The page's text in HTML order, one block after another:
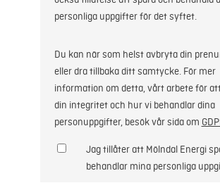
personliga uppgifter för det syftet.
Jag tillåter att Mölndal Energi
behandlar mina personliga
Du kan när som helst avbryta din
eller dra tillbaka ditt samtycke. För mer
information om detta, vårt arbete för
din integritet och hur vi behandlar dina
personuppgifter, besök vår sida om